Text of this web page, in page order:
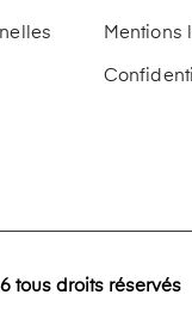
Mentions
tous droits réservés